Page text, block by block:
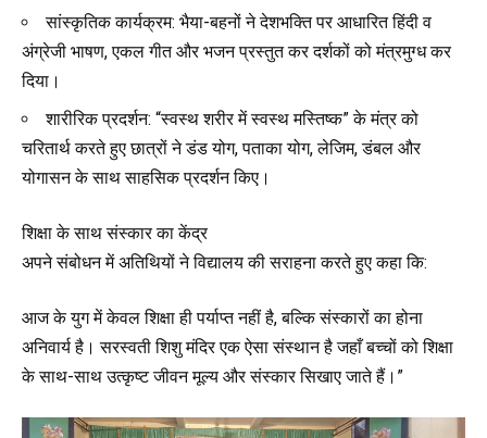
सांस्कृतिक कार्यक्रम: भैया-बहनों ने देशभक्ति पर आधारित हिंदी व
अंग्रेजी भाषण, एकल गीत और भजन प्रस्तुत कर दर्शकों को मंत्रमुग्ध कर
दिया।
शारीरिक प्रदर्शन: “स्वस्थ शरीर में स्वस्थ मस्तिष्क” के मंत्र को
चरितार्थ करते हुए छात्रों ने डंड योग, पताका योग, लेजिम, डंबल और
योगासन के साथ साहसिक प्रदर्शन किए।
शिक्षा के साथ संस्कार का केंद्र
अपने संबोधन में अतिथियों ने विद्यालय की सराहना करते हुए कहा कि:
आज के युग में केवल शिक्षा ही पर्याप्त नहीं है, बल्कि संस्कारों का होना
अनिवार्य है। सरस्वती शिशु मंदिर एक ऐसा संस्थान है जहाँ बच्चों को शिक्षा
के साथ-साथ उत्कृष्ट जीवन मूल्य और संस्कार सिखाए जाते हैं।”